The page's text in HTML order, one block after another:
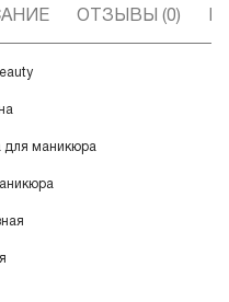
ОТЗЫВЫ (0)
для маникюра